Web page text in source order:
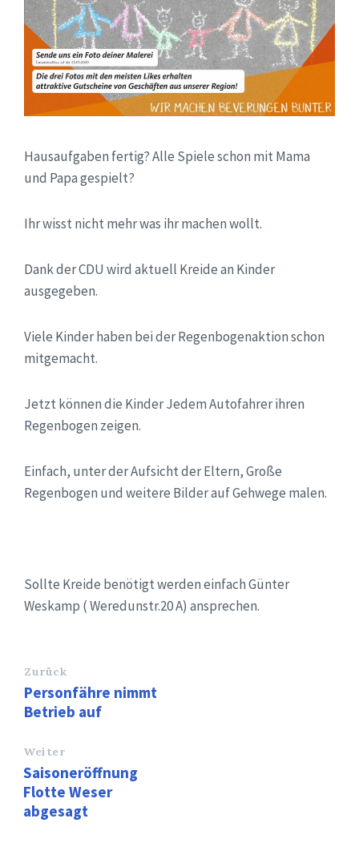
Hausaufgaben fertig? Alle Spiele schon mit Mama
und Papa gespielt?
Ihr wisst nicht mehr was ihr machen wollt.
Dank der CDU wird aktuell Kreide an Kinder
ausgegeben.
Viele Kinder haben bei der Regenbogenaktion schon
mitgemacht.
Jetzt können die Kinder Jedem Autofahrer ihren
Regenbogen zeigen.
Einfach, unter der Aufsicht der Eltern, Große
Regenbogen und weitere Bilder auf Gehwege malen.
Sollte Kreide benötigt werden einfach Günter
Weskamp ( Weredunstr.20 A) ansprechen.
Zurück
Personfähre nimmt
Betrieb auf
Weiter
Saisoneröffnung
Flotte Weser
abgesagt